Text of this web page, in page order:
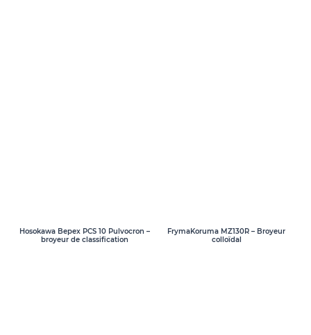
Hosokawa Bepex PCS 10 Pulvocron –
broyeur de classification
FrymaKoruma MZ130R – Broyeur
colloïdal